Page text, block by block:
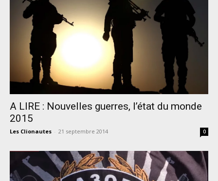
A LIRE : Nouvelles guerres, l’état du monde
2015
Les Clionautes - 21 septembre 2014 0